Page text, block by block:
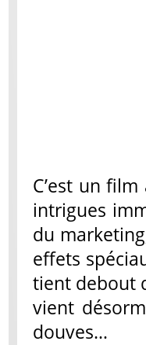
C’est un
intrigues
du
effets
tient debout
vient
douves…